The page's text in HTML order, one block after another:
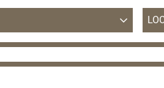
Folgaria Lavarone Luserna